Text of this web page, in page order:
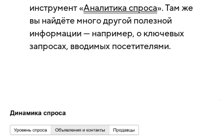
инструмент «Аналитика спроса». Там же
вы найдёте много другой полезной
информации — например, о ключевых
запросах, вводимых посетителями.